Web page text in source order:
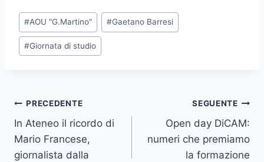
Tag
articolo:
#AOU "G.Martino" #Gaetano Barresi
#Giornata di studio
Navigazione
articoli
PRECEDENTE
In Ateneo il ricordo di
Mario Francese,
giornalista dalla
SEGUENTE
Open day DiCAM:
numeri che premiamo
la formazione